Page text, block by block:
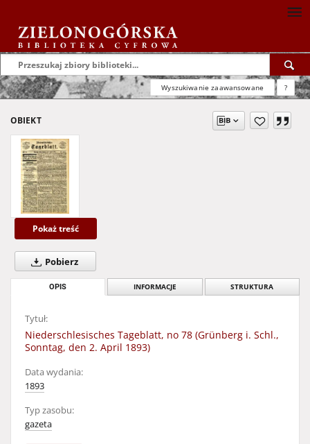
Wyszukiwanie zaawansowane ?
OBIEKT
Pokaż treść
Pobierz
OPIS INFORMACJE STRUKTURA
Tytuł:
Niederschlesisches Tageblatt, no 78 (Grünberg i. Schl.,
Sonntag, den 2. April 1893)
Data wydania:
1893
Typ zasobu:
gazeta